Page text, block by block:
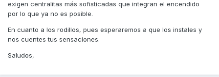
tema del sofware y programcion de la centralita,una pena.
exigen centralitas más sofisticadas que integran el encendido
por lo que ya no es posible.
En cuanto a los rodillos, pues esperaremos a que los instales y
nos cuentes tus sensaciones.
Saludos,